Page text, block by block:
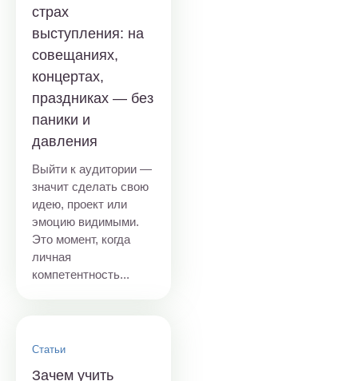
страх
выступления: на
совещаниях,
концертах,
праздниках — без
паники и
давления
Выйти к аудитории —
значит сделать свою
идею, проект или
эмоцию видимыми.
Это момент, когда
личная
компетентность...
Статьи
Зачем учить